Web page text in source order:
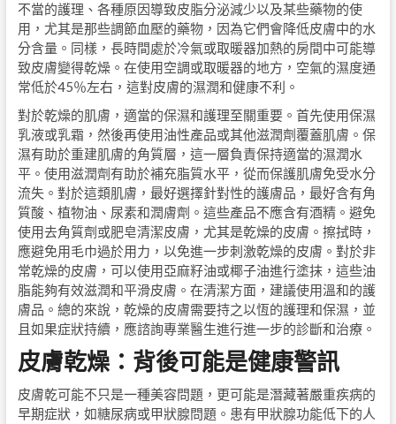
不當的護理、各種原因導致皮脂分泌減少以及某些藥物的使
用，尤其是那些調節血壓的藥物，因為它們會降低皮膚中的水
分含量。同樣，長時間處於冷氣或取暖器加熱的房間中可能導
致皮膚變得乾燥。在使用空調或取暖器的地方，空氣的濕度通
常低於45％左右，這對皮膚的濕潤和健康不利。
對於乾燥的肌膚，適當的保濕和護理至關重要。首先使用保濕
乳液或乳霜，然後再使用油性產品或其他滋潤劑覆蓋肌膚。保
濕有助於重建肌膚的角質層，這一層負責保持適當的濕潤水
平。使用滋潤劑有助於補充脂質水平，從而保護肌膚免受水分
流失。對於這類肌膚，最好選擇針對性的護膚品，最好含有角
質酸、植物油、尿素和潤膚劑。這些產品不應含有酒精。避免
使用去角質劑或肥皂清潔皮膚，尤其是乾燥的皮膚。擦拭時，
應避免用毛巾過於用力，以免進一步刺激乾燥的皮膚。對於非
常乾燥的皮膚，可以使用亞麻籽油或椰子油進行塗抹，這些油
脂能夠有效滋潤和平滑皮膚。在清潔方面，建議使用溫和的護
膚品。總的來說，乾燥的皮膚需要持之以恆的護理和保濕，並
且如果症狀持續，應諮詢專業醫生進行進一步的診斷和治療。
皮膚乾燥：背後可能是健康警訊
皮膚乾可能不只是一種美容問題，更可能是潛藏著嚴重疾病的
早期症狀，如糖尿病或甲狀腺問題。患有甲狀腺功能低下的人